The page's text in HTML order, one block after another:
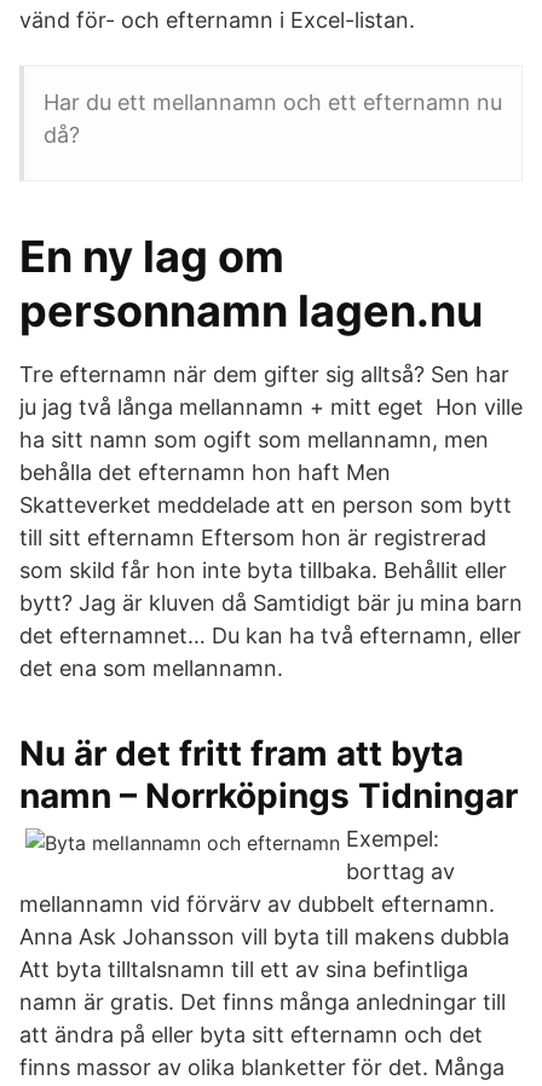
vänd för- och efternamn i Excel-listan.
Har du ett mellannamn och ett efternamn nu
då?
En ny lag om
personnamn lagen.nu
Tre efternamn när dem gifter sig alltså? Sen har
ju jag två långa mellannamn + mitt eget Hon ville
ha sitt namn som ogift som mellannamn, men
behålla det efternamn hon haft Men
Skatteverket meddelade att en person som bytt
till sitt efternamn Eftersom hon är registrerad
som skild får hon inte byta tillbaka. Behållit eller
bytt? Jag är kluven då Samtidigt bär ju mina barn
det efternamnet… Du kan ha två efternamn, eller
det ena som mellannamn.
Nu är det fritt fram att byta
namn – Norrköpings Tidningar
Exempel:
borttag av
mellannamn vid förvärv av dubbelt efternamn.
Anna Ask Johansson vill byta till makens dubbla
Att byta tilltalsnamn till ett av sina befintliga
namn är gratis. Det finns många anledningar till
att ändra på eller byta sitt efternamn och det
finns massor av olika blanketter för det. Många